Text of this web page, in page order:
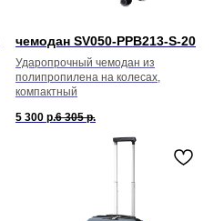
чемодан SV050-PPB213-S-20
Ударопрочный чемодан из
полипропилена на колесах,
компактный
5 300 р.6 305 р.